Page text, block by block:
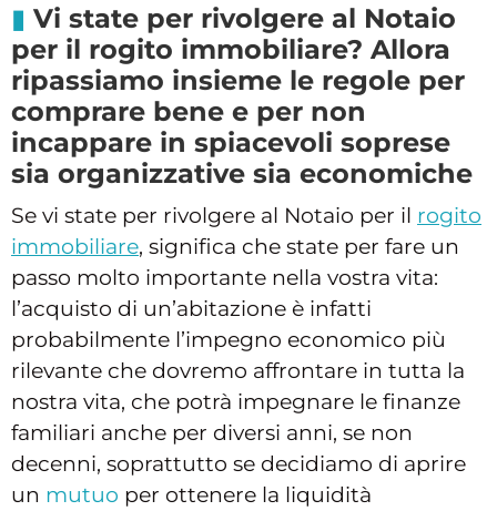
Vi state per rivolgere al Notaio
per il rogito immobiliare? Allora
ripassiamo insieme le regole per
comprare bene e per non
incappare in spiacevoli soprese
sia organizzative sia economiche
Se vi state per rivolgere al Notaio per il rogito
immobiliare, significa che state per fare un
passo molto importante nella vostra vita:
l’acquisto di un’abitazione è infatti
probabilmente l’impegno economico più
rilevante che dovremo affrontare in tutta la
nostra vita, che potrà impegnare le finanze
familiari anche per diversi anni, se non
decenni, soprattutto se decidiamo di aprire
un mutuo per ottenere la liquidità